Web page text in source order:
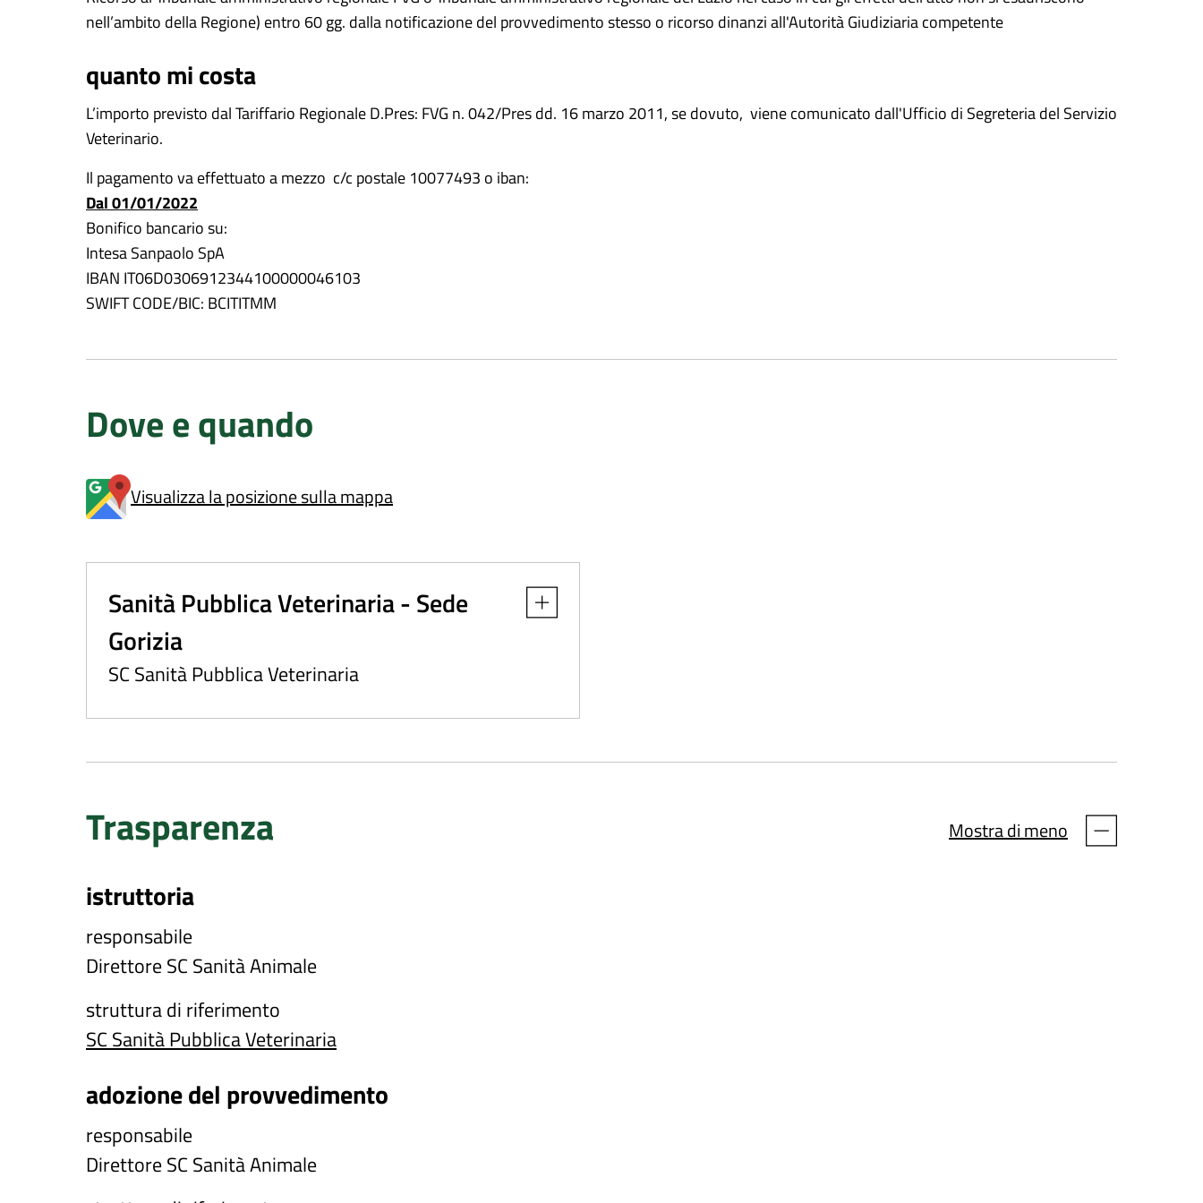
nell’ambito della Regione) entro 60 gg. dalla notificazione del provvedimento stesso o ricorso dinanzi all'Autorità Giudiziaria competente
quanto mi costa
L’importo previsto dal Tariffario Regionale D.Pres: FVG n. 042/Pres dd. 16 marzo 2011, se dovuto, viene comunicato dall'Ufficio di Segreteria del Servizio
Veterinario.
Il pagamento va effettuato a mezzo c/c postale 10077493 o iban:
Dal 01/01/2022
Bonifico bancario su:
Intesa Sanpaolo SpA
IBAN IT06D0306912344100000046103
SWIFT CODE/BIC: BCITITMM
Dove e quando
Visualizza la posizione sulla mappa
Sanità Pubblica Veterinaria - Sede
Gorizia
SC Sanità Pubblica Veterinaria
Apri dettaglio
Trasparenza Mostra di meno
istruttoria
responsabile
Direttore SC Sanità Animale
struttura di riferimento
SC Sanità Pubblica Veterinaria
adozione del provvedimento
responsabile
Direttore SC Sanità Animale